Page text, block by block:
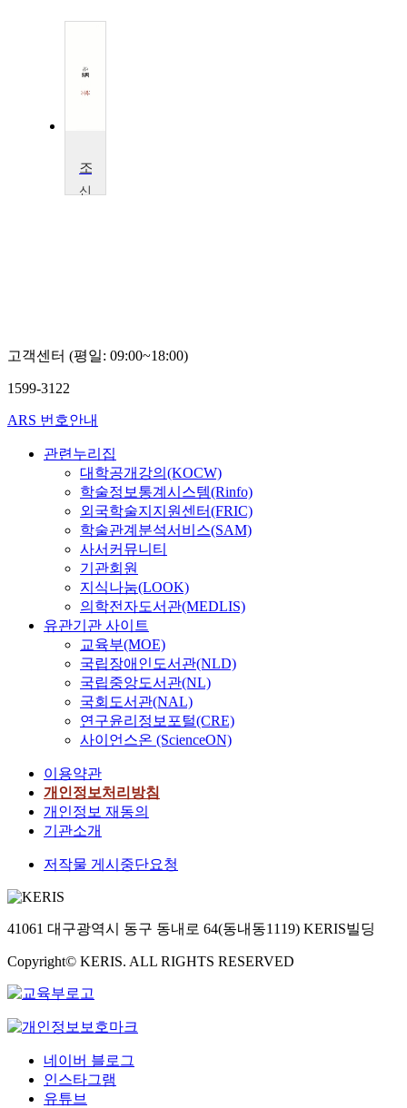
신
고객센터 (평일: 09:00~18:00)
1599-3122
ARS 번호안내
관련누리집
대학공개강의(KOCW)
학술정보통계시스템(Rinfo)
외국학술지지원센터(FRIC)
학술관계분석서비스(SAM)
사서커뮤니티
기관회원
지식나눔(LOOK)
의학전자도서관(MEDLIS)
유관기관 사이트
교육부(MOE)
국립장애인도서관(NLD)
국립중앙도서관(NL)
국회도서관(NAL)
연구윤리정보포털(CRE)
사이언스온 (ScienceON)
이용약관
개인정보처리방침
개인정보 재동의
기관소개
저작물 게시중단요청
41061 대구광역시 동구 동내로 64(동내동1119) KERIS빌딩
Copyright© KERIS. ALL RIGHTS RESERVED
네이버 블로그
인스타그램
유튜브